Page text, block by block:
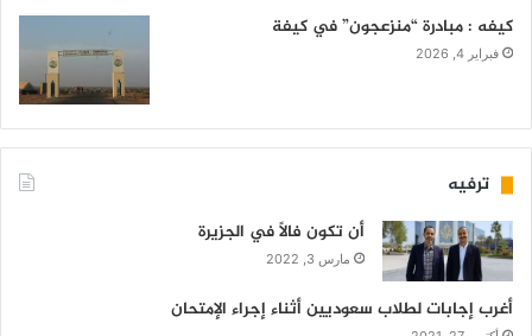
كيفه : مبادرة “منزعجون” في كيفة
فبراير 4, 2026
ترفيه
أن تكون فالاً في الجزيرة
مارس 3, 2022
أغرب إجابات لطلاب سعوديين أثناء إجراء الإمتحان